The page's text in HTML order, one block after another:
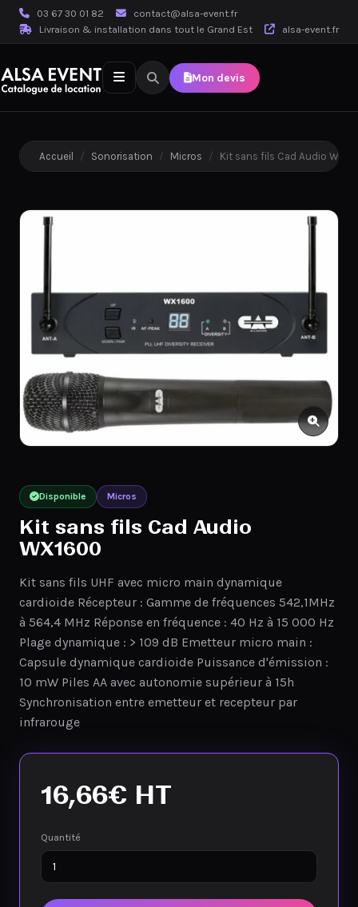
03 67 30 01 82
contact@alsa-event.fr
Livraison & installation dans tout le Grand Est
alsa-event.fr
Mon devis
Accueil / Sonorisation / Micros / Kit sans fils Cad Audio
Disponible Micros
Kit sans fils Cad Audio
WX1600
Kit sans fils UHF avec micro main dynamique
cardioide Récepteur : Gamme de fréquences 542,1MHz
à 564,4 MHz Réponse en fréquence : 40 Hz à 15 000 Hz
Plage dynamique : > 109 dB Emetteur micro main :
Capsule dynamique cardioide Puissance d'émission :
10 mW Piles AA avec autonomie supérieur à 15h
Synchronisation entre emetteur et recepteur par
infrarouge
16,66€ HT
Quantité